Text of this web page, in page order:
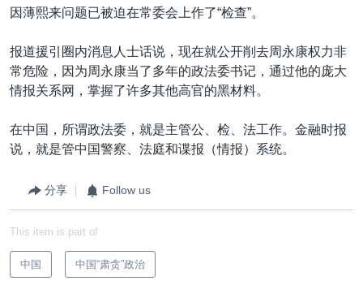
因薄熙来问题已被迫在常委会上作了“检查”。
报道援引圈内消息人士话说，现在就公开削去周永康权力非
常危险，因为周永康当了多年的政法委书记，通过他的庞大
情报关系网，掌握了许多其他高官的黑材料。
在中国，所谓政法委，就是主管公、检、法工作。金融时报
说，就是管中国警察、法庭和谍报（情报）系统。
分享 Follow us
This item is part of
中国 中国“肃贪”政治